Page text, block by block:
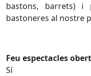
bastons, barrets) i
bastoneres al nostre
Feu espectacles
Sí